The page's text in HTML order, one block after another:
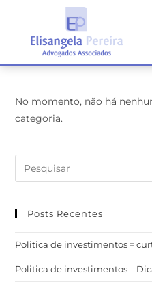
No momento, não há
categoria.
Posts Recentes
Politica de investimentos =
Politica de investimentos –